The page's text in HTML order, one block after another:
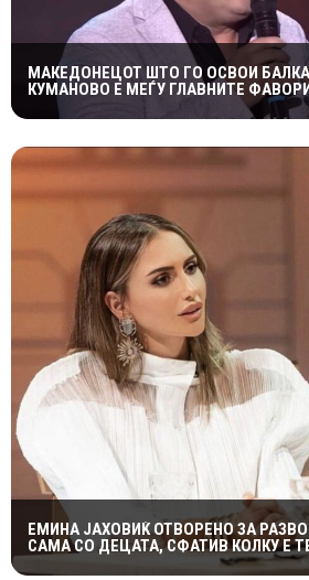
МАКЕДОНЕЦОТ ШТО ГО ОСВОИ
КУМАНОВО Е МЕЃУ ГЛАВНИТЕ
Е ДОЦНА”
ЕМИНА ЈАХОВИЌ ОТВОРЕНО ЗА
САМА СО ДЕЦАТА, СФАТИВ КОЛКУ Е